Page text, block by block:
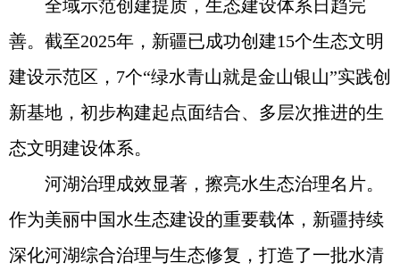
全域示范创建提质，生态建设体系日趋完
善。截至2025年，新疆已成功创建15个生态文明
建设示范区，7个“绿水青山就是金山银山”实践创
新基地，初步构建起点面结合、多层次推进的生
态文明建设体系。
河湖治理成效显著，擦亮水生态治理名片。
作为美丽中国水生态建设的重要载体，新疆持续
深化河湖综合治理与生态修复，打造了一批水清